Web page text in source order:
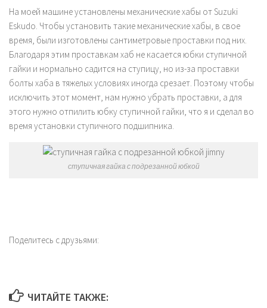
На моей машине установлены механические хабы от Suzuki
Eskudo. Чтобы установить такие механические хабы, в свое
время, были изготовлены сантиметровые проставки под них.
Благодаря этим проставкам хаб не касается юбки ступичной
гайки и нормально садится на ступицу, но из-за проставки
болты хаба в тяжелых условиях иногда срезает. Поэтому чтобы
исключить этот момент, нам нужно убрать проставки, а для
этого нужно отпилить юбку ступичной гайки, что я и сделал во
время установки ступичного подшипника.
ступичная гайка с подрезанной юбкой
Поделитесь с друзьями:
ЧИТАЙТЕ ТАКЖЕ: